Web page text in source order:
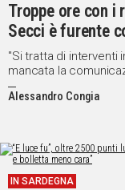
Troppe ore con i
Secci è furente
"Si tratta di interventi
mancata la
Alessandro Congia
IN SARDEGNA